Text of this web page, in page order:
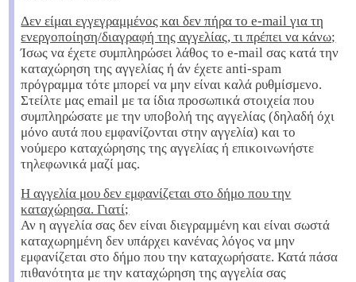
Δεν είμαι εγγεγραμμένος και δεν πήρα το e-mail για τη
ενεργοποίηση/διαγραφή της αγγελίας, τι πρέπει να κάνω;
Ίσως να έχετε συμπληρώσει λάθος το e-mail σας κατά την
καταχώρηση της αγγελίας ή άν έχετε anti-spam
πρόγραμμα τότε μπορεί να μην είναι καλά ρυθμίσμενο.
Στείλτε μας email με τα ίδια προσωπικά στοιχεία που
συμπληρώσατε με την υποβολή της αγγελίας (δηλαδή όχι
μόνο αυτά που εμφανίζονται στην αγγελία) και το
νούμερο καταχώρησης της αγγελίας ή επικοινωνήστε
τηλεφωνικά μαζί μας.
Η αγγελία μου δεν εμφανίζεται στο δήμο που την
καταχώρησα. Γιατί;
Αν η αγγελία σας δεν είναι διεγραμμένη και είναι σωστά
καταχωρημένη δεν υπάρχει κανένας λόγος να μην
εμφανίζεται στο δήμο που την καταχωρήσατε. Κατά πάσα
πιθανότητα με την καταχώρηση της αγγελία σας